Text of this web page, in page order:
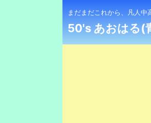
まだまだこれから、凡人中
50's あおはる(